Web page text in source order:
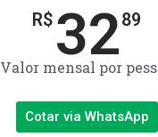
R$ 3289
Valor mensal por
Cotar via WhatsApp